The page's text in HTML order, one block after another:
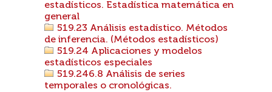
estadísticos. Estadística matemática en
general
519.23 Análisis estadístico. Métodos
de inferencia. (Métodos estadísticos)
519.24 Aplicaciones y modelos
estadísticos especiales
519.246.8 Análisis de series
temporales o cronológicas.